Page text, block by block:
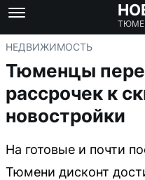
НЕДВИЖИМОСТЬ
Тюменцы
рассрочек к
новостройки
На готовые и почти
Тюмени дисконт